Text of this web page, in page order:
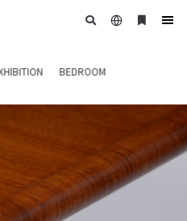
BEDROOM
日
ブ
ー
ク